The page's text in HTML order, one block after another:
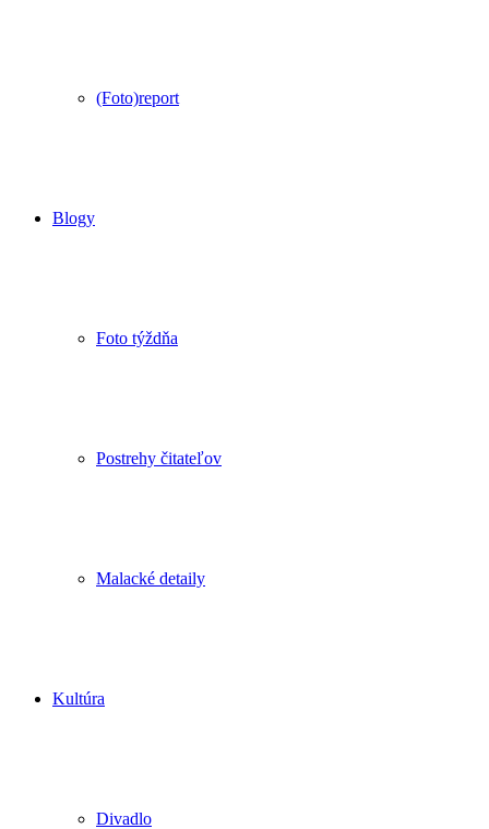
(Foto)report
Blogy
Foto týždňa
Postrehy čitateľov
Malacké detaily
Kultúra
Divadlo